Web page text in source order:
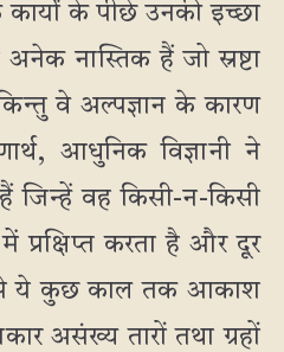
के पीछे उनकी इच्छा
नास्तिक हैं जो स्रष्टा
वे अल्पज्ञान के कारण
आधुनिक विज्ञानी ने
हैं जिन्हें वह किसी-न-किसी
करता है और दूर
से ये कुछ काल तक आकाश
असंख्य तारों तथा ग्रहों